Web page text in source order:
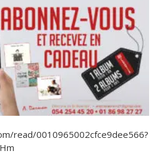
read/0010965002cfce9dee566?